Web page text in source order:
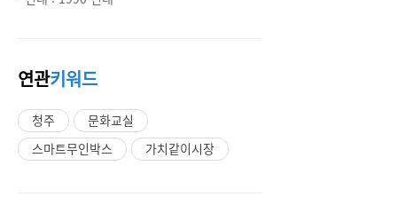
연관키워드
청주
문화교실
스마트무인박스
가치같이시장